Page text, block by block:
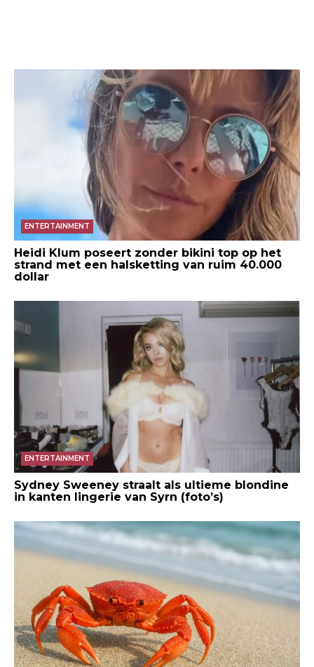
ENTERTAINMENT
Heidi Klum poseert zonder bikini top op het
strand met een halsketting van ruim 40.000
dollar
ENTERTAINMENT
Sydney Sweeney straalt als ultieme blondine
in kanten lingerie van Syrn (foto’s)